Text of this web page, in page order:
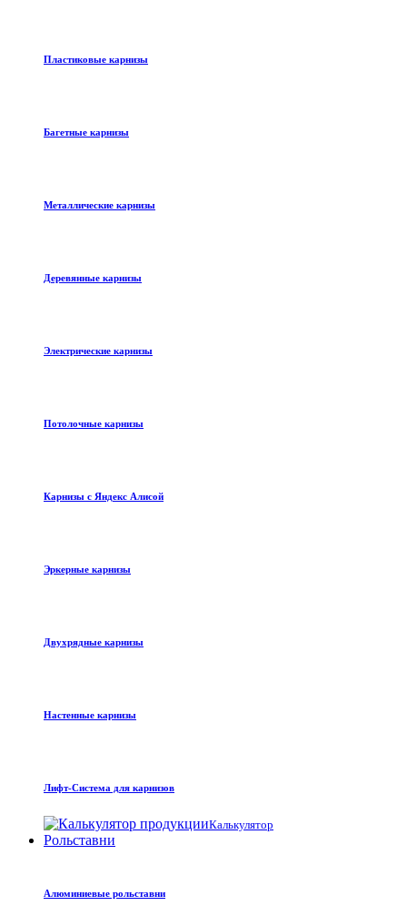
Пластиковые карнизы
Багетные карнизы
Металлические карнизы
Деревянные карнизы
Электрические карнизы
Потолочные карнизы
Карнизы с Яндекс Алисой
Эркерные карнизы
Двухрядные карнизы
Настенные карнизы
Лифт-Система для карнизов
Калькулятор
Рольставни
Алюминиевые рольставни